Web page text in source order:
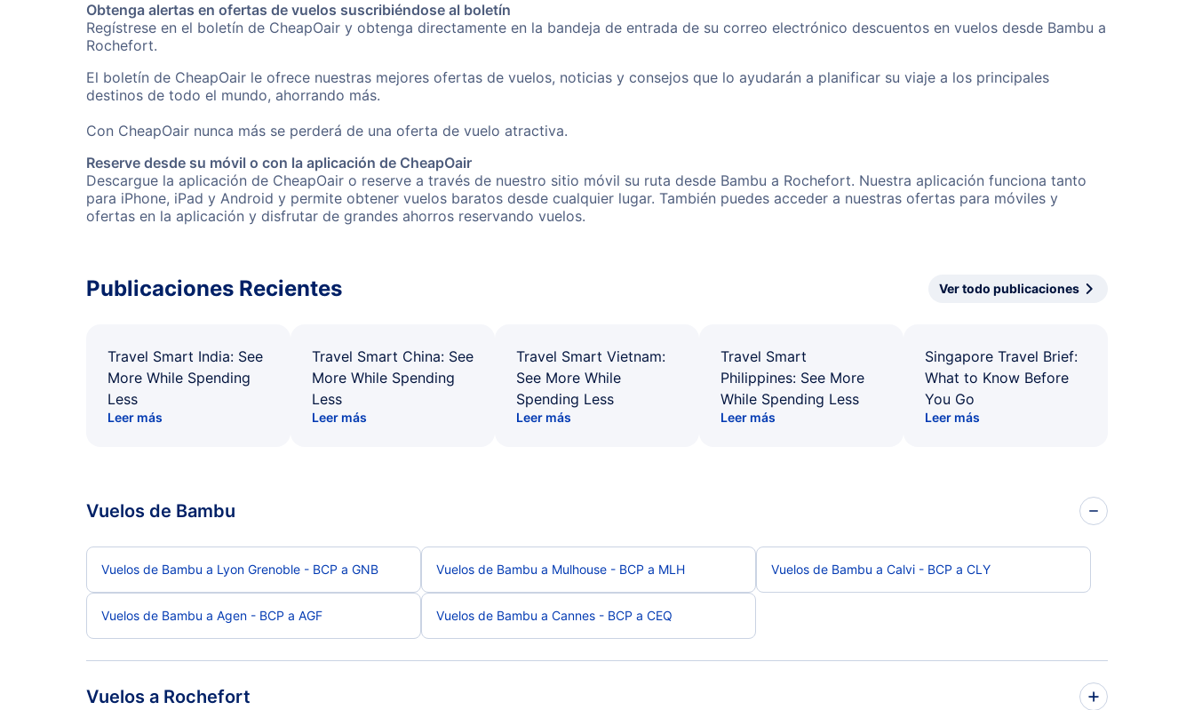
Obtenga alertas en ofertas de vuelos suscribiéndose al boletín
Regístrese en el boletín de CheapOair y obtenga directamente en la bandeja de entrada de su correo electrónico descuentos en vuelos desde Bambu a
Rochefort.
El boletín de CheapOair le ofrece nuestras mejores ofertas de vuelos, noticias y consejos que lo ayudarán a planificar su viaje a los principales
destinos de todo el mundo, ahorrando más.
Con CheapOair nunca más se perderá de una oferta de vuelo atractiva.
Reserve desde su móvil o con la aplicación de CheapOair
Descargue la aplicación de CheapOair o reserve a través de nuestro sitio móvil su ruta desde Bambu a Rochefort. Nuestra aplicación funciona tanto
para iPhone, iPad y Android y permite obtener vuelos baratos desde cualquier lugar. También puedes acceder a nuestras ofertas para móviles y
ofertas en la aplicación y disfrutar de grandes ahorros reservando vuelos.
Publicaciones Recientes Ver todo publicaciones
Travel Smart India: See
More While Spending
Less
Leer más
Travel Smart China: See
More While Spending
Less
Leer más
Travel Smart Vietnam:
See More While
Spending Less
Leer más
Travel Smart
Philippines: See More
While Spending Less
Leer más
Singapore Travel Brief:
What to Know Before
You Go
Leer más
Vuelos de Bambu
Vuelos de Bambu a Lyon Grenoble - BCP a GNB Vuelos de Bambu a Mulhouse - BCP a MLH Vuelos de Bambu a Calvi - BCP a CLY
Vuelos de Bambu a Agen - BCP a AGF Vuelos de Bambu a Cannes - BCP a CEQ
Vuelos a Rochefort